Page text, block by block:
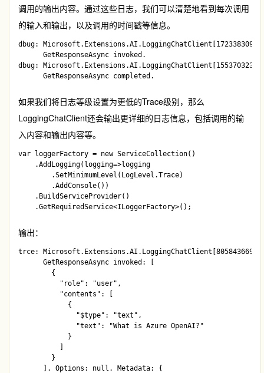
调用的输出内容。通过这些日志，我们可以清楚地看到每次调用
的输入和输出，以及调用的时间戳等信息。
dbug: Microsoft.Extensions.AI.LoggingChatClient[1723383095]
      GetResponseAsync invoked.
dbug: Microsoft.Extensions.AI.LoggingChatClient[1553703230]
如果我们将日志等级设置为更低的Trace级别，那么
LoggingChatClient还会输出更详细的日志信息，包括调用的输
入内容和输出内容等。
var loggerFactory = new ServiceCollection()
    .AddLogging(logging=>logging
        .SetMinimumLevel(LogLevel.Trace)
        .AddConsole())
    .BuildServiceProvider()
输出：
trce: Microsoft.Extensions.AI.LoggingChatClient[805843669]
      GetResponseAsync invoked: [
        {
          "role": "user",
          "contents": [
            {
              "$type": "text",
              "text": "What is Azure OpenAI?"
            }
        }
      ]. Options: null. Metadata: {